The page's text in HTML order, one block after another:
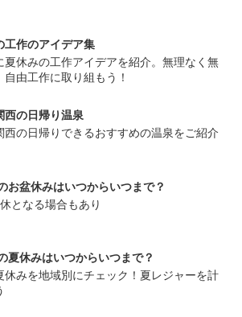
工作のアイデア集
夏休みの工作アイデアを紹介。無理なく無
自由工作に取り組もう！
西の日帰り温泉
西の日帰りできるおすすめの温泉をご紹介
お盆休みはいつからいつまで？
となる場合もあり
夏休みはいつからいつまで？
休みを地域別にチェック！夏レジャーを計